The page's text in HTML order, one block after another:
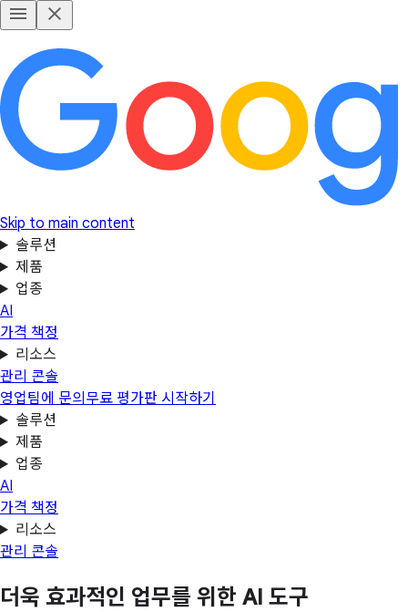
Skip to main content
솔루션
제품
업종
AI
가격 책정
리소스
관리 콘솔
영업팀에 문의 무료 평가판 시작하기
솔루션
제품
업종
AI
가격 책정
리소스
관리 콘솔
더욱 효과적인 업무를 위한 AI 도구